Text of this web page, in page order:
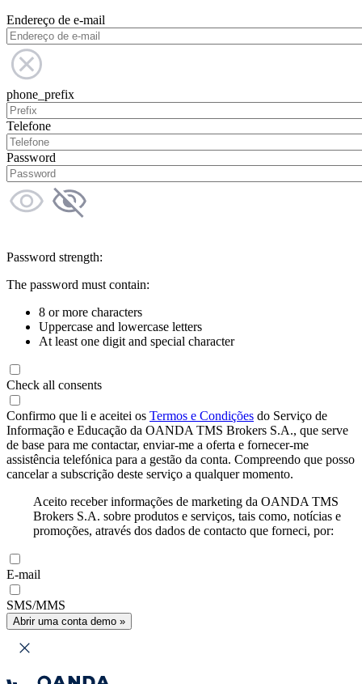
Endereço de e-mail
phone_prefix
Telefone
Password
Password strength:
The password must contain:
8 or more characters
Uppercase and lowercase letters
At least one digit and special character
Check all consents
Confirmo que li e aceitei os Termos e Condições do Serviço de
Informação e Educação da OANDA TMS Brokers S.A., que serve
de base para me contactar, enviar-me a oferta e fornecer-me
assistência telefónica para a gestão da conta. Compreendo que posso
cancelar a subscrição deste serviço a qualquer momento.
Aceito receber informações de marketing da OANDA TMS
Brokers S.A. sobre produtos e serviços, tais como, notícias e
promoções, através dos dados de contacto que forneci, por:
E-mail
SMS/MMS
Abrir uma conta demo »